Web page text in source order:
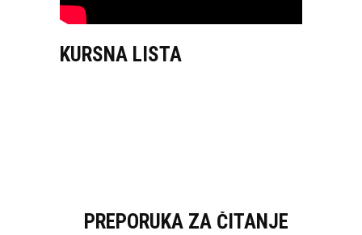
KURSNA LISTA
PREPORUKA ZA ČITANJE